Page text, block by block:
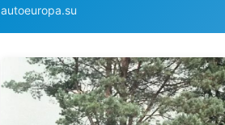
autoeuropa.su